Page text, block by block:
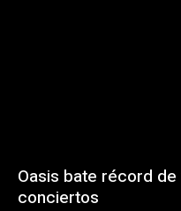
Oasis bate récord
conciertos